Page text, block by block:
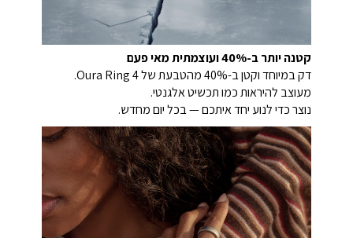
קטנה יותר ב-40% ועוצמתית מאי פעם
דק במיוחד וקטן ב-40% מהטבעת של Oura Ring 4.
מעוצב להיראות כמו תכשיט אלגנטי.
נוצר כדי לנוע יחד איתכם — בכל יום מחדש.